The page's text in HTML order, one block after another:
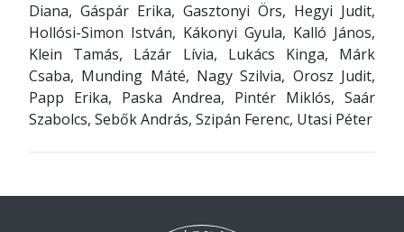
Diana, Gáspár Erika, Gasztonyi Örs, Hegyi Judit,
Hollósi-Simon István, Kákonyi Gyula, Kalló János,
Klein Tamás, Lázár Lívia, Lukács Kinga, Márk
Csaba, Munding Máté, Nagy Szilvia, Orosz Judit,
Papp Erika, Paska Andrea, Pintér Miklós, Saár
Szabolcs, Sebők András, Szipán Ferenc, Utasi Péter